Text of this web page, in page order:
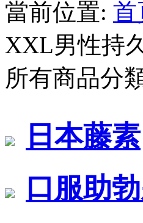
當前位置: 首
XXL男性持
所有商品分
日本藤素
口服助